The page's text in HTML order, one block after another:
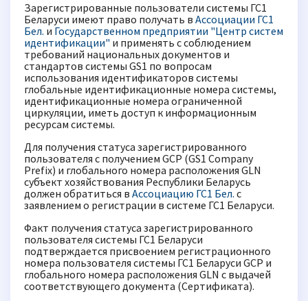
Зарегистрированные пользователи системы ГС1
Беларуси имеют право получать в Ассоциации ГС1
Бел. и Государственном предприятии "Центр систем
идентификации" и применять с соблюдением
требований национальных документов и
стандартов системы GS1 по вопросам
использования идентификаторов системы
глобальные идентификационные номера системы,
идентификационные номера ограниченной
циркуляции, иметь доступ к информационным
ресурсам системы.
Для получения статуса зарегистрированного
пользователя с получением GCP (GS1 Company
Prefix) и глобального номера расположения GLN
cубъект хозяйствования Республики Беларусь
должен обратиться в Ассоциацию ГС1 Бел. с
заявлением о регистрации в системе ГС1 Беларуси.
Факт получения статуса зарегистрированного
пользователя системы ГС1 Беларуси
подтверждается присвоением регистрационного
номера пользователя системы ГС1 Беларуси GCP и
глобального номера расположения GLN c выдачей
соответствующего документа (Сертификата).